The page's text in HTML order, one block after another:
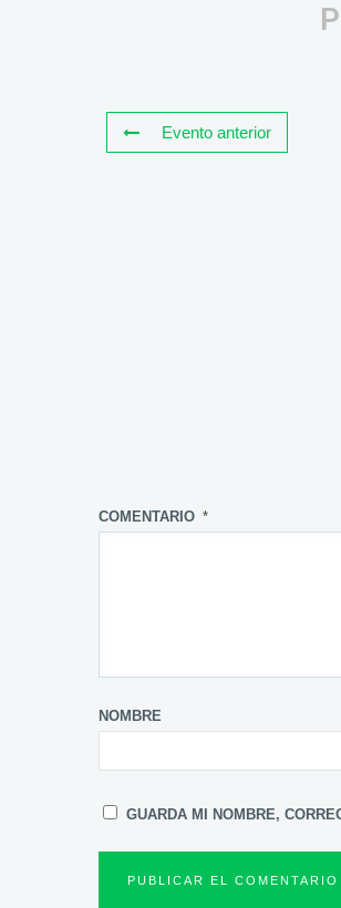
Evento anterior
COMENTARIO *
NOMBRE
GUARDA MI NOMBRE,